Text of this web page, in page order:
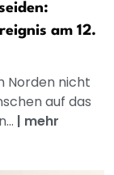
am 12.
Norden nicht
auf das
| mehr